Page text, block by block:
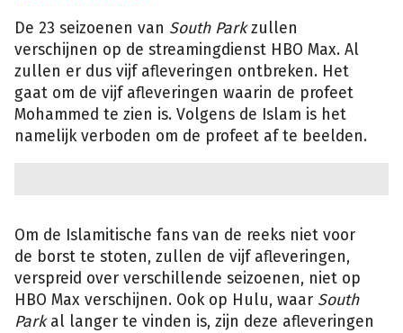
De 23 seizoenen van South Parkzullen
verschijnen op de streamingdienst HBO Max. Al
zullen er dus vijf afleveringen ontbreken. Het
gaat om de vijf afleveringen waarin de profeet
Mohammed te zien is. Volgens de Islam is het
namelijk verboden om de profeet af te beelden.
Om de Islamitische fans van de reeks niet voor
de borst te stoten, zullen de vijf afleveringen,
verspreid over verschillende seizoenen, niet op
HBO Max verschijnen. Ook op Hulu, waar South
Parkal langer te vinden is, zijn deze afleveringen